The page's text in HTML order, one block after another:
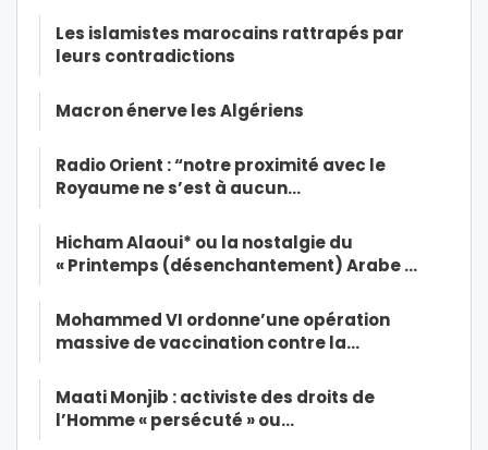
Les islamistes marocains rattrapés par
leurs contradictions
Macron énerve les Algériens
Radio Orient : “notre proximité avec le
Royaume ne s’est à aucun…
Hicham Alaoui* ou la nostalgie du
« Printemps (désenchantement) Arabe …
Mohammed VI ordonne’une opération
massive de vaccination contre la…
Maati Monjib : activiste des droits de
l’Homme « persécuté » ou…